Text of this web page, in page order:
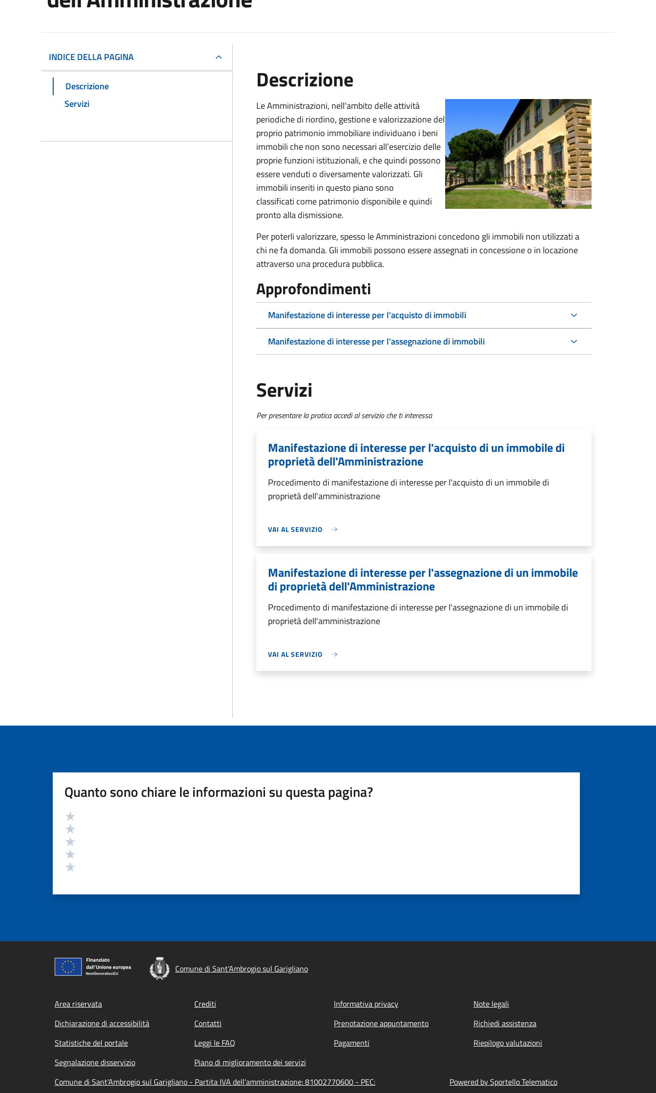
INDICE DELLA PAGINA
Descrizione
Servizi
Descrizione
Le Amministrazioni, nell'ambito delle attività
periodiche di riordino, gestione e valorizzazione del
proprio patrimonio immobiliare individuano i beni
immobili che non sono necessari all’esercizio delle
proprie funzioni istituzionali, e che quindi possono
essere venduti o diversamente valorizzati. Gli
immobili inseriti in questo piano sono
classificati come patrimonio disponibile e quindi
pronto alla dismissione.
Per poterli valorizzare, spesso le Amministrazioni concedono gli immobili non utilizzati a
chi ne fa domanda. Gli immobili possono essere assegnati in concessione o in locazione
attraverso una procedura pubblica.
Approfondimenti
Manifestazione di interesse per l'acquisto di immobili
Manifestazione di interesse per l'assegnazione di immobili
Servizi
Per presentare la pratica accedi al servizio che ti interessa
Manifestazione di interesse per l'acquisto di un immobile di
proprietà dell'Amministrazione
Procedimento di manifestazione di interesse per l'acquisto di un immobile di
proprietà dell'amministrazione
VAI AL SERVIZIO
Manifestazione di interesse per l'assegnazione di un immobile
di proprietà dell'Amministrazione
Procedimento di manifestazione di interesse per l'assegnazione di un immobile di
proprietà dell'amministrazione
VAI AL SERVIZIO
Quanto sono chiare le informazioni su questa pagina?
Valutazione
Comune di Sant'Ambrogio sul Garigliano
Footer menu
Area riservata Crediti Informativa privacy
Note legali
Dichiarazione di accessibilità
Contatti Prenotazione appuntamento
Richiedi assistenza
Statistiche del portale
Leggi le FAQ Pagamenti
Riepilogo valutazioni
Segnalazione disservizio
Piano di miglioramento dei servizi
Comune di Sant'Ambrogio sul Garigliano - Partita IVA dell'amministrazione: 81002770600 - PEC:
Powered by Sportello Telematico